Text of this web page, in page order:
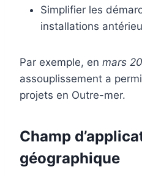
Simplifier les
installations
Par exemple, en mars
assouplissement a
projets en Outre-mer.
Champ
géographique